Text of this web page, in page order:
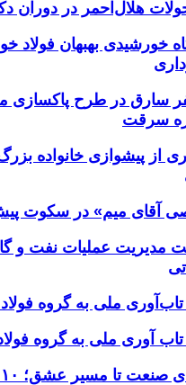
هلال‌احمر در دوران
خورشیدی بهبهان فولاد
۸ نفر سارق در طرح
از پیشوازی خانواده بزرگ
آقای میم» در سکوت
مدیریت عملیات نفت و
تاب‌آوری ملی به گروه
تاب آوری ملی به گروه